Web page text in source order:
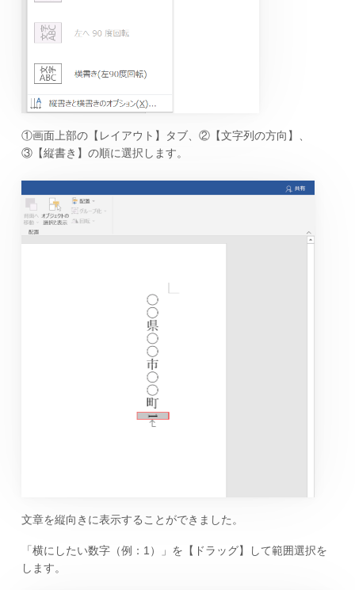
①画面上部の【レイアウト】タブ、②【文字列の方向】、
③【縦書き】の順に選択します。
文章を縦向きに表示することができました。
「横にしたい数字（例：1）」を【ドラッグ】して範囲選択を
します。